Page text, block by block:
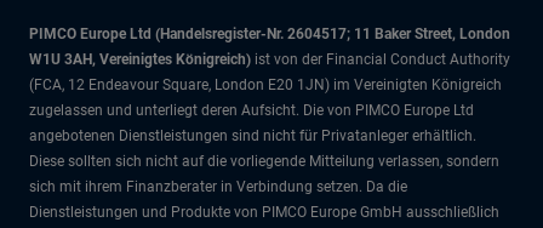
PIMCO Europe Ltd (Handelsregister-Nr. 2604517; 11 Baker Street, London
W1U 3AH, Vereinigtes Königreich) ist von der Financial Conduct Authority
(FCA, 12 Endeavour Square, London E20 1JN) im Vereinigten Königreich
zugelassen und unterliegt deren Aufsicht. Die von PIMCO Europe Ltd
angebotenen Dienstleistungen sind nicht für Privatanleger erhältlich.
Diese sollten sich nicht auf die vorliegende Mitteilung verlassen, sondern
sich mit ihrem Finanzberater in Verbindung setzen. Da die
Dienstleistungen und Produkte von PIMCO Europe GmbH ausschließlich